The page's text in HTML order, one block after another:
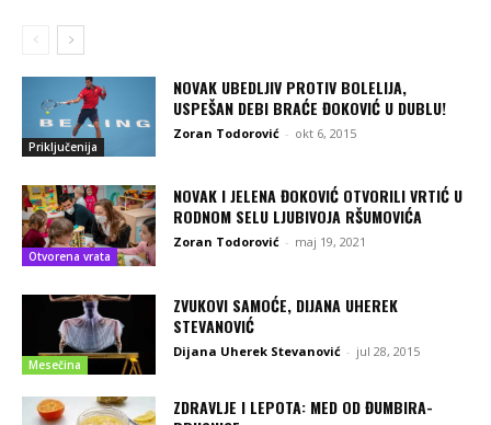
Priključenija
NOVAK UBEDLJIV PROTIV BOLELIJA,
USPEŠAN DEBI BRAĆE ĐOKOVIĆ U DUBLU!
Zoran Todorović - okt 6, 2015
Otvorena vrata
NOVAK I JELENA ĐOKOVIĆ OTVORILI VRTIĆ U
RODNOM SELU LJUBIVOJA RŠUMOVIĆA
Zoran Todorović - maj 19, 2021
Mesečina
ZVUKOVI SAMOĆE, DIJANA UHEREK
STEVANOVIĆ
Dijana Uherek Stevanović - jul 28, 2015
ZDRAVLJE I LEPOTA: MED OD ĐUMBIRA-